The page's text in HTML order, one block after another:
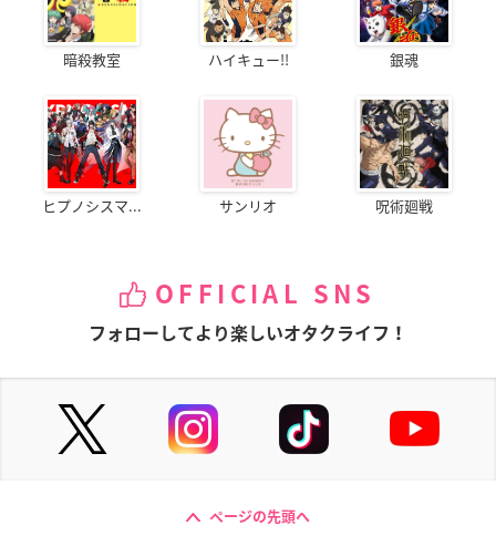
暗殺教室 ハイキュー!! 銀魂
ヒプノシスマ... サンリオ 呪術廻戦
OFFICIAL SNS
フォローしてより楽しいオタクライフ！
ページの先頭へ